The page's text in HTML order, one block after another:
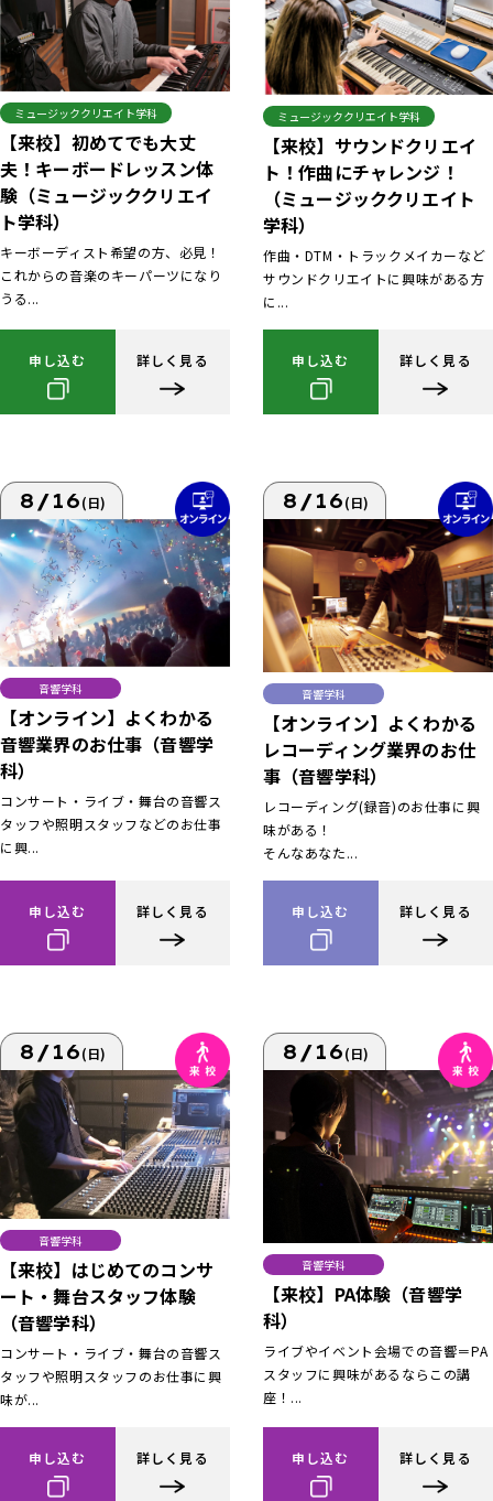
ミュージッククリエイト学科
【来校】初めてでも大丈
夫！キーボードレッスン体
験（ミュージッククリエイ
ト学科）
キーボーディスト希望の方、必見！
これからの音楽のキーパーツになり
うる...
申し込む 詳しく見る
ミュージッククリエイト学科
【来校】サウンドクリエイ
ト！作曲にチャレンジ！
（ミュージッククリエイト
学科）
作曲・DTM・トラックメイカーなど
サウンドクリエイトに興味がある方
に...
申し込む 詳しく見る
8/16(日)
音響学科
【オンライン】よくわかる
音響業界のお仕事（音響学
科）
コンサート・ライブ・舞台の音響ス
タッフや照明スタッフなどのお仕事
に興...
申し込む 詳しく見る
8/16(日)
音響学科
【オンライン】よくわかる
レコーディング業界のお仕
事（音響学科）
レコーディング(録音)のお仕事に興
味がある！
そんなあなた...
申し込む 詳しく見る
8/16(日)
音響学科
【来校】はじめてのコンサ
ート・舞台スタッフ体験
（音響学科）
コンサート・ライブ・舞台の音響ス
タッフや照明スタッフのお仕事に興
味が...
申し込む 詳しく見る
8/16(日)
音響学科
【来校】PA体験（音響学
科）
ライブやイベント会場での音響＝PA
スタッフに興味があるならこの講
座！...
申し込む 詳しく見る